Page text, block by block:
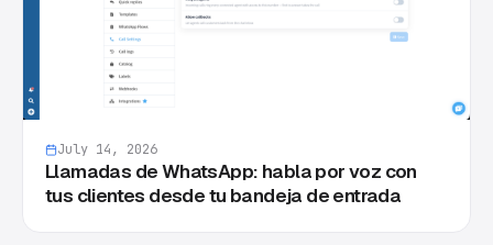
July 14, 2026
Llamadas de WhatsApp: habla por voz con
tus clientes desde tu bandeja de entrada